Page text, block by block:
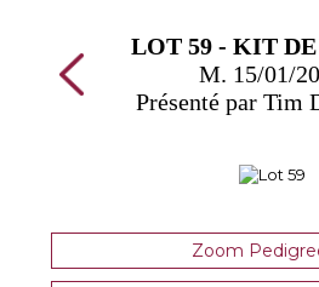
LOT 59 - KIT
M. 15/01/
Présenté par Tim
Zoom